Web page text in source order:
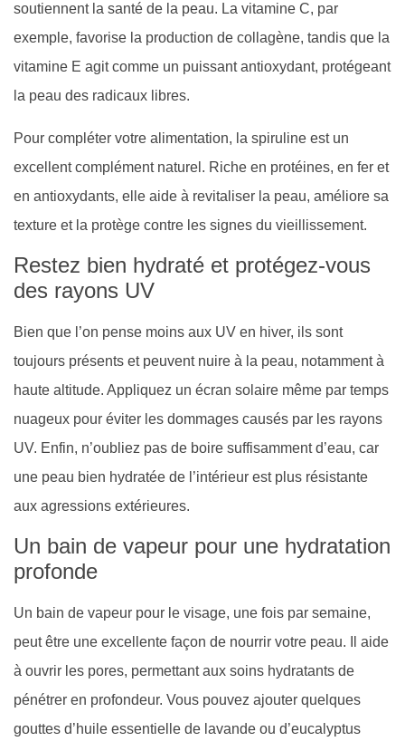
soutiennent la santé de la peau. La vitamine C, par
exemple, favorise la production de collagène, tandis que la
vitamine E agit comme un puissant antioxydant, protégeant
la peau des radicaux libres.
Pour compléter votre alimentation, la spiruline est un
excellent complément naturel. Riche en protéines, en fer et
en antioxydants, elle aide à revitaliser la peau, améliore sa
texture et la protège contre les signes du vieillissement.
Restez bien hydraté et protégez-vous
des rayons UV
Bien que l’on pense moins aux UV en hiver, ils sont
toujours présents et peuvent nuire à la peau, notamment à
haute altitude. Appliquez un écran solaire même par temps
nuageux pour éviter les dommages causés par les rayons
UV. Enfin, n’oubliez pas de boire suffisamment d’eau, car
une peau bien hydratée de l’intérieur est plus résistante
aux agressions extérieures.
Un bain de vapeur pour une hydratation
profonde
Un bain de vapeur pour le visage, une fois par semaine,
peut être une excellente façon de nourrir votre peau. Il aide
à ouvrir les pores, permettant aux soins hydratants de
pénétrer en profondeur. Vous pouvez ajouter quelques
gouttes d’huile essentielle de lavande ou d’eucalyptus